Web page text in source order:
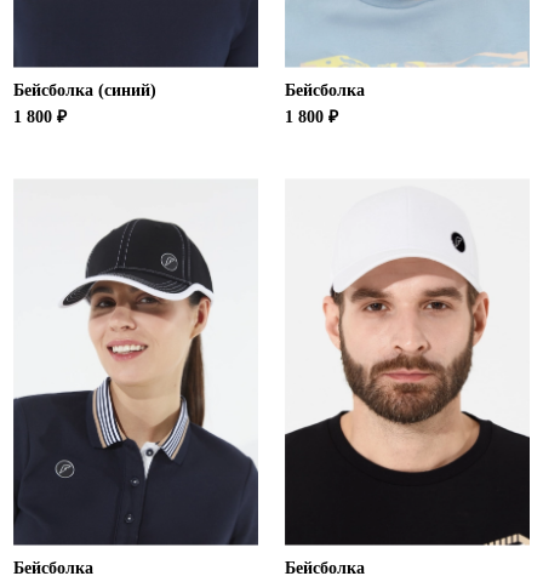
Бейсболка (синий)
1 800 ₽
Бейсболка
1 800 ₽
Бейсболка Бейсболка